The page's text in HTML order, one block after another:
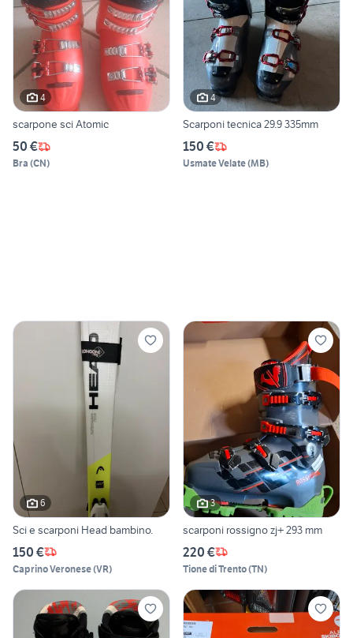
4
scarpone sci Atomic
50 €
Bra (CN)
4
Scarponi tecnica 29.9 335mm
150 €
Usmate Velate(MB)
6
Sci e scarponi Head bambino.
150 €
Caprino Veronese(VR)
3
scarponi rossigno zj+ 293 mm
220 €
Tione di Trento(TN)